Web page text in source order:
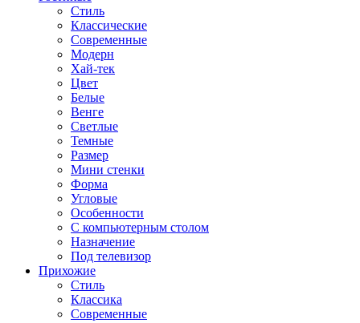
Стиль
Классические
Современные
Модерн
Хай-тек
Цвет
Белые
Венге
Светлые
Темные
Размер
Мини стенки
Форма
Угловые
Особенности
С компьютерным столом
Назначение
Под телевизор
Прихожие
Стиль
Классика
Современные